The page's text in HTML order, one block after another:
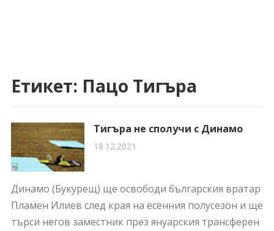
Етикет: Пацо Тигъра
Тигъра не сполучи с Динамо
18.12.2021
Динамо (Букурещ) ще освободи българския вратар
Пламен Илиев след края на есенния полусезон и ще
търси негов заместник през януарския трансферен